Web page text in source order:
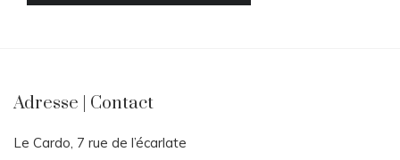
Adresse | Contact
Le Cardo, 7 rue de l’écarlate